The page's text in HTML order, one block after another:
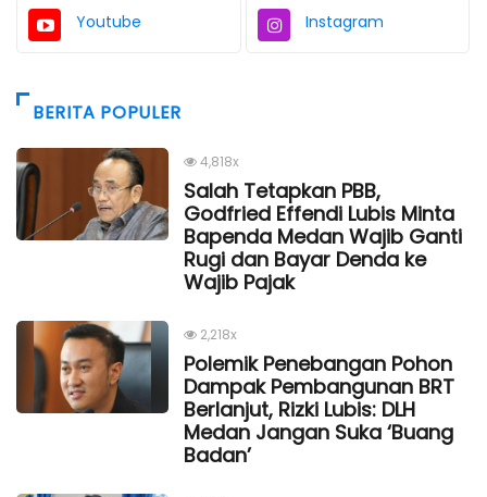
Youtube Instagram
BERITA POPULER
4,818x
Salah Tetapkan PBB,
Godfried Effendi Lubis Minta
Bapenda Medan Wajib Ganti
Rugi dan Bayar Denda ke
Wajib Pajak
2,218x
Polemik Penebangan Pohon
Dampak Pembangunan BRT
Berlanjut, Rizki Lubis: DLH
Medan Jangan Suka ‘Buang
Badan’